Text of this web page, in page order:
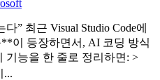
” 최근 Visual Studio Code에
**이 등장하면서, AI 코딩 방식
기능을 한 줄로 정리하면: >
...